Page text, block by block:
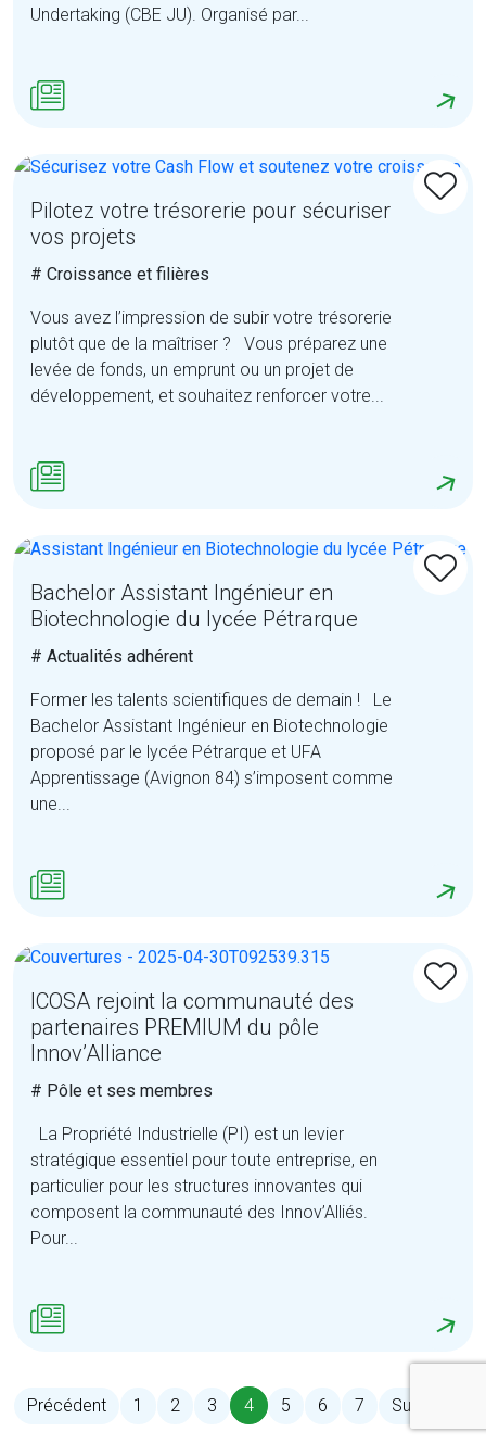
Undertaking (CBE JU). Organisé par...
Pilotez votre trésorerie pour sécuriser
vos projets
# Croissance et filières
Vous avez l’impression de subir votre trésorerie
plutôt que de la maîtriser ? Vous préparez une
levée de fonds, un emprunt ou un projet de
développement, et souhaitez renforcer votre...
Bachelor Assistant Ingénieur en
Biotechnologie du lycée Pétrarque
# Actualités adhérent
Former les talents scientifiques de demain ! Le
Bachelor Assistant Ingénieur en Biotechnologie
proposé par le lycée Pétrarque et UFA
Apprentissage (Avignon 84) s’imposent comme
une...
ICOSA rejoint la communauté des
partenaires PREMIUM du pôle
Innov’Alliance
# Pôle et ses membres
La Propriété Industrielle (PI) est un levier
stratégique essentiel pour toute entreprise, en
particulier pour les structures innovantes qui
composent la communauté des Innov’Alliés.
Pour...
Précédent 1 2 3 4
(current)
5 6 7 Suivant